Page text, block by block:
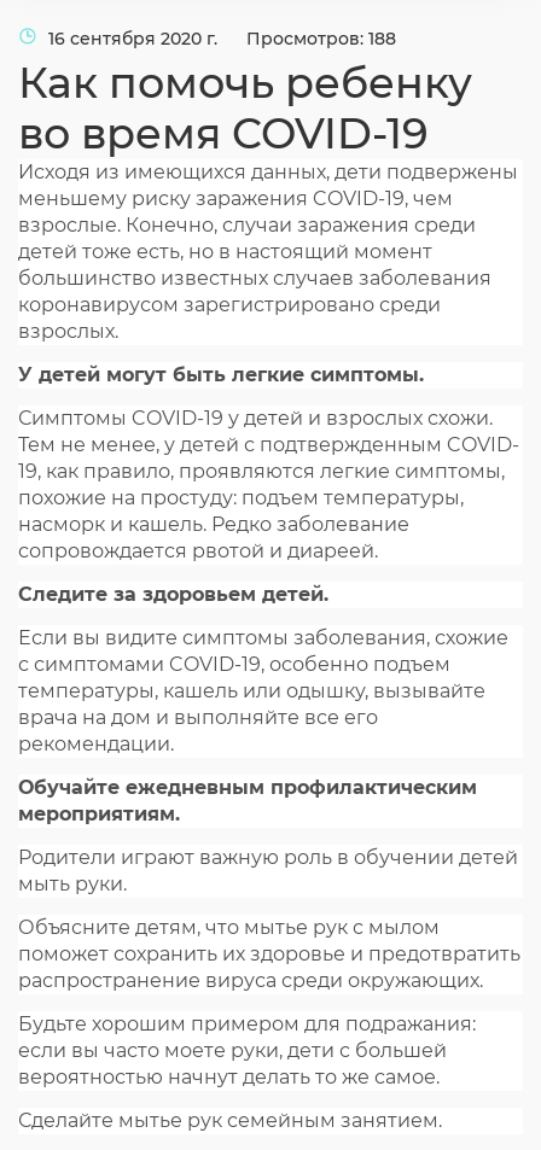
16 сентября 2020 г. Просмотров: 188
Как помочь ребенку
во время COVID-19
Исходя из имеющихся данных, дети подвержены
меньшему риску заражения COVID-19, чем
взрослые. Конечно, случаи заражения среди
детей тоже есть, но в настоящий момент
большинство известных случаев заболевания
коронавирусом зарегистрировано среди
взрослых.
У детей могут быть легкие симптомы.
Симптомы COVID-19 у детей и взрослых схожи.
Тем не менее, у детей с подтвержденным COVID-
19, как правило, проявляются легкие симптомы,
похожие на простуду: подъем температуры,
насморк и кашель. Редко заболевание
сопровождается рвотой и диареей.
Следите за здоровьем детей.
Если вы видите симптомы заболевания, схожие
с симптомами COVID-19, особенно подъем
температуры, кашель или одышку, вызывайте
врача на дом и выполняйте все его
рекомендации.
Обучайте ежедневным профилактическим
мероприятиям.
Родители играют важную роль в обучении детей
мыть руки.
Объясните детям, что мытье рук с мылом
поможет сохранить их здоровье и предотвратить
распространение вируса среди окружающих.
Будьте хорошим примером для подражания:
если вы часто моете руки, дети с большей
вероятностью начнут делать то же самое.
Сделайте мытье рук семейным занятием.